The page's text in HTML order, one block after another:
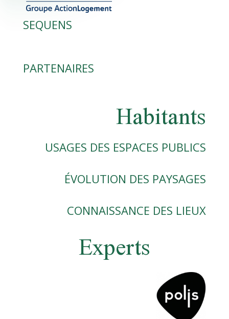
SEQUENS
PARTENAIRES
Habitants
USAGES DES ESPACES PUBLICS
ÉVOLUTION DES PAYSAGES
CONNAISSANCE DES LIEUX
Experts